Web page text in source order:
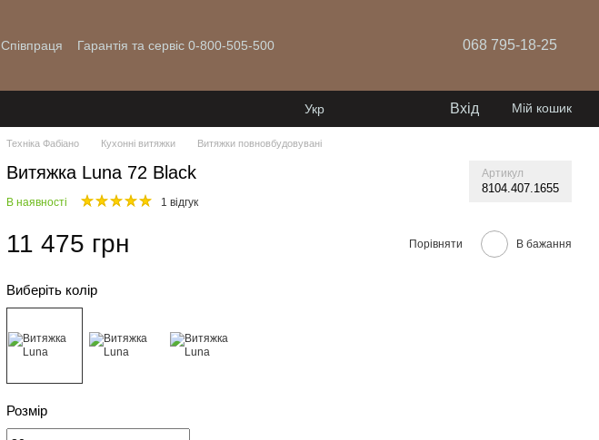
Співпраця
Гарантія та сервіс 0-800-505-500
068 795-18-25
Укр Вхід Мій кошик
Техніка Фабіано Кухонні витяжки Витяжки повновбудовувані
Витяжка Luna 72 Black Артикул
8104.407.1655
В наявності 1 відгук
11 475 грн Порівняти В бажання
Виберіть колір
Розмір